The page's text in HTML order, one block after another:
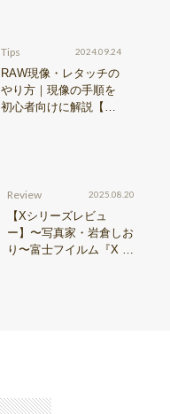
Tips 2024.09.24
RAW現像・レタッチの
やり方｜現像の手順を
初心者向けに解説【Sn
Review 2025.08.20
【Xシリーズレビュ
ー】〜写真家・岩倉しお
り〜富士フイルム『X ha